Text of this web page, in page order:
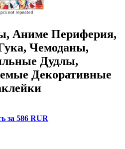
Аниме Периферия,
Чемоданы,
Дудлы,
Декоративные
за 586 RUR